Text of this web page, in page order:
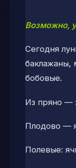
Возможно,
Сегодня
баклажаны,
бобовые.
Из пряно —
Плодово —
Полевые: